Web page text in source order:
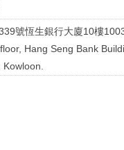
號恆生銀行大廈10樓
Hang Seng Bank